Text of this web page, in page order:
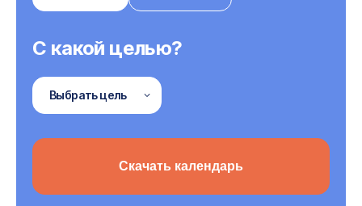
С какой целью?
Выбрать цель
Скачать календарь